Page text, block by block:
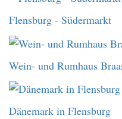
Flensburg - Südermarkt
Wein- und Rumhaus
Dänemark in Flensburg